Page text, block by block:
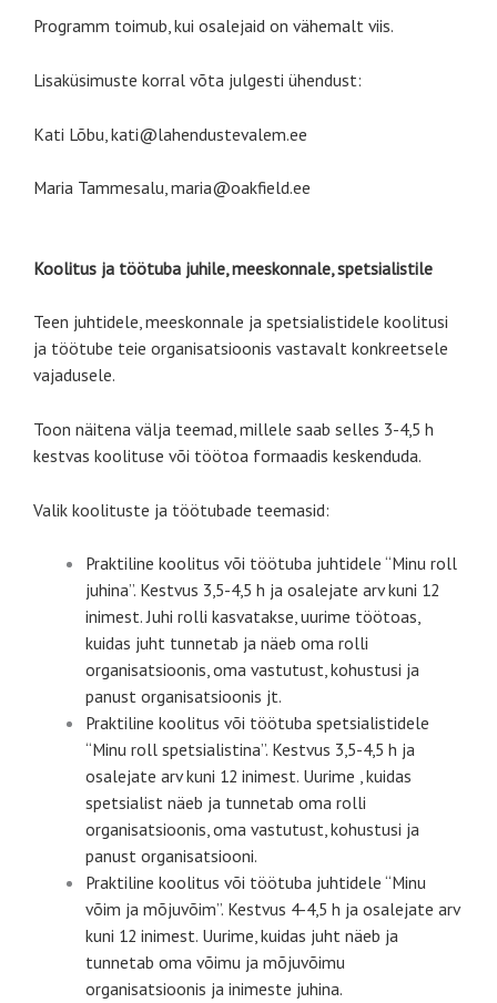
Programm toimub, kui osalejaid on vähemalt viis.
Lisaküsimuste korral võta julgesti ühendust:
Kati Lõbu, kati@lahendustevalem.ee
Maria Tammesalu, maria@oakfield.ee
Koolitus ja töötuba juhile, meeskonnale, spetsialistile
Teen juhtidele, meeskonnale ja spetsialistidele koolitusi
ja töötube teie organisatsioonis vastavalt konkreetsele
vajadusele.
Toon näitena välja teemad, millele saab selles 3-4,5 h
kestvas koolituse või töötoa formaadis keskenduda.
Valik koolituste ja töötubade teemasid:
Praktiline koolitus või töötuba juhtidele “Minu roll
juhina”. Kestvus 3,5-4,5 h ja osalejate arv kuni 12
inimest. Juhi rolli kasvatakse, uurime töötoas,
kuidas juht tunnetab ja näeb oma rolli
organisatsioonis, oma vastutust, kohustusi ja
panust organisatsioonis jt.
Praktiline koolitus või töötuba spetsialistidele
“Minu roll spetsialistina”. Kestvus 3,5-4,5 h ja
osalejate arv kuni 12 inimest. Uurime , kuidas
spetsialist näeb ja tunnetab oma rolli
organisatsioonis, oma vastutust, kohustusi ja
panust organisatsiooni.
Praktiline koolitus või töötuba juhtidele “Minu
võim ja mõjuvõim”. Kestvus 4-4,5 h ja osalejate arv
kuni 12 inimest. Uurime, kuidas juht näeb ja
tunnetab oma võimu ja mõjuvõimu
organisatsioonis ja inimeste juhina.